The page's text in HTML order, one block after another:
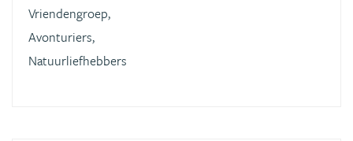
Vriendengroep,
Avonturiers,
Natuurliefhebbers